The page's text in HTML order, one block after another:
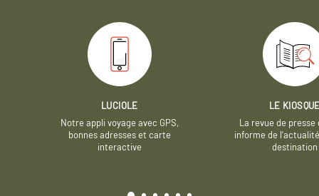
LUCIOLE
Notre appli voyage avec GPS,
bonnes adresses et carte
interactive
LE
La revue de presse
informe de
destination